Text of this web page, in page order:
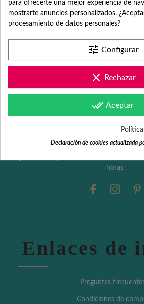
obsequios originales y personalizados
trabajo, bodas, aniversarios,
cumpleaños.
03725 Teulada
Teléfono: +34 965
Email:
horas.
Enlaces de
Preguntas
Condiciones de
para ofrecerte una mejor experiencia de
mostrarte anuncios personalizados.
procesamiento de datos personales?
tune Configurar
clear Rechazar
done_all Aceptar
Declaración de cookies actualizada